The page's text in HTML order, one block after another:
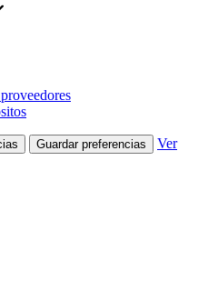
Guardar preferencias
Ver